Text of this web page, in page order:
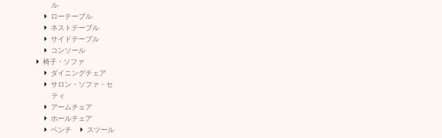
ル
ローテーブル
ネストテーブル
サイドテーブル
コンソール
椅子・ソファ
ダイニングチェア
サロン・ソファ・セ
ティ
アームチェア
ホールチェア
ベンチ
スツール